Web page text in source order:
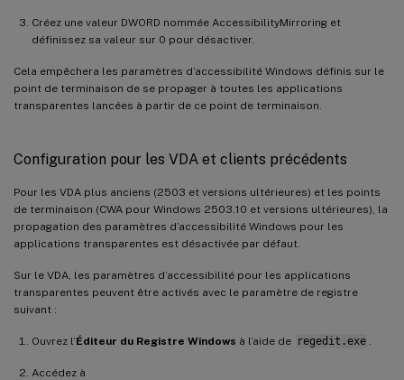
Créez une valeur DWORD nommée AccessibilityMirroring et
définissez sa valeur sur 0 pour désactiver.
Cela empêchera les paramètres d’accessibilité Windows définis sur le
point de terminaison de se propager à toutes les applications
transparentes lancées à partir de ce point de terminaison.
Configuration pour les VDA et clients précédents
Pour les VDA plus anciens (2503 et versions ultérieures) et les points
de terminaison (CWA pour Windows 2503.10 et versions ultérieures), la
propagation des paramètres d’accessibilité Windows pour les
applications transparentes est désactivée par défaut.
Sur le VDA, les paramètres d’accessibilité pour les applications
transparentes peuvent être activés avec le paramètre de registre
suivant :
Ouvrez l’Éditeur du Registre Windows à l’aide de regedit.exe
Accédez à